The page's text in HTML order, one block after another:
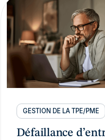
GESTION DE LA TPE/PME
Défaillance